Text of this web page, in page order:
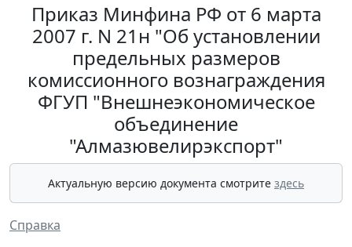
Приказ Минфина РФ от 6 марта
2007 г. N 21н "Об установлении
предельных размеров
комиссионного вознаграждения
ФГУП "Внешнеэкономическое
объединение
"Алмазювелирэкспорт"
Актуальную версию документа смотрите здесь
Справка